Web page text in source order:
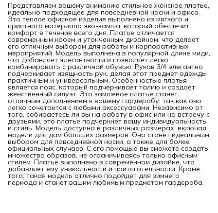
Представляем вашему вниманию стильное женское платье,
идеально подходящее для повседневной носки и офиса.
Это теплое офисное изделие выполнено из мягкого и
приятного материала эко-замша, который обеспечит
комфорт в течение всего дня. Платье отличается
современным кроем и утонченным дизайном, что делает
его отличным выбором для работы и корпоративных
мероприятий. Модель выполнена в популярной длине миди,
что добавляет элегантности и позволяет легко
комбинировать с различной обувью. Рукав 3/4 элегантно
подчеркивает изящность рук, делая этот предмет одежды
практичным и универсальным. Особенностью платья
является пояс, который подчеркивает талию и создает
женственный силуэт. Это замшевое платье станет
отличным дополнением к вашему гардеробу, так как оно
легко сочетается с любыми аксессуарами. Независимо от
того, собираетесь ли вы на работу в офис или на встречу с
друзьями, это платье подчеркнёт вашу индивидуальность
и стиль. Модель доступна в различных размерах, включая
модели для дам больших размеров. Оно станет идеальным
выбором для повседневной носки, а также для более
официальных случаев. С его помощью вы сможете создать
множество образов, не ограничиваясь только офисным
стилем. Платье выполнено в современном дизайне, что
добавляет ему уникальности и притягательности. Кроме
того, такая модель отлично подойдет для зимнего
периода и станет вашим любимым предметом гардероба.